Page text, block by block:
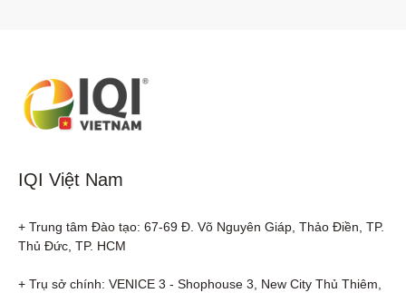
IQI Việt Nam
+ Trung tâm Đào tạo: 67-69 Đ. Võ Nguyên Giáp, Thảo Điền, TP.
Thủ Đức, TP. HCM
+ Trụ sở chính: VENICE 3 - Shophouse 3, New City Thủ Thiêm,